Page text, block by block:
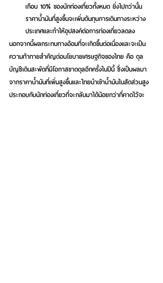
เกือบ 10% ของนักท่องเที่ยวทั้งหมด ยิ่งไปกว่านั้น
ราคาน้ำมันที่สูงขึ้นจะเพิ่มต้นทุนการเดินทางระหว่าง
ประเทศและทำให้อุปสงค์ต่อการท่องเที่ยวลดลง
นอกจากนี้ผลกระทบทางอ้อมที่จะเกิดขึ้นต่อเนื่องและจะเป็น
ความท้าทายสำคัญต่อนโยบายเศรษฐกิจของไทย คือ ดุล
บัญชีเดินสะพัดที่มีโอกาสขาดดุลอีกครั้งในปีนี้ ซึ่งเป็นผลมา
จากราคาน้ำมันที่เพิ่มสูงขึ้นและไทยนำเข้าน้ำมันในสัดส่วนสูง
ประกอบกับนักท่องเที่ยวที่จะกลับมาได้น้อยกว่าที่คาดไว้จะ